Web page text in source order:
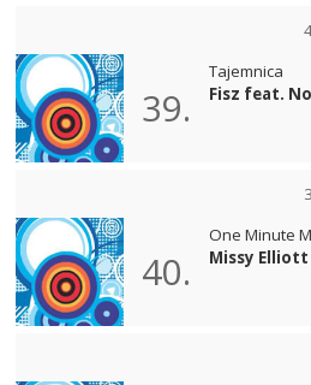
39.
Tajemnica
Fisz feat.
40.
One Minute
Missy